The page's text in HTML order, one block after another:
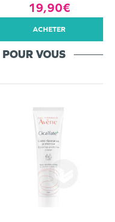
19,90€
ACHETER
POUR VOUS